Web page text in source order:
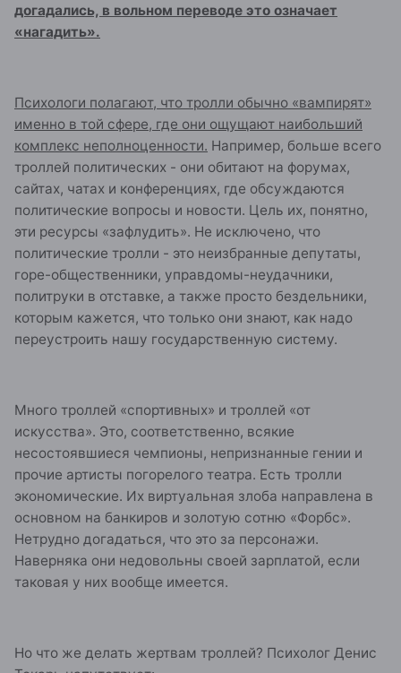
догадались, в вольном переводе это означает
«нагадить».
Психологи полагают, что тролли обычно «вампирят»
именно в той сфере, где они ощущают наибольший
комплекс неполноценности. Например, больше всего
троллей политических - они обитают на форумах,
сайтах, чатах и конференциях, где обсуждаются
политические вопросы и новости. Цель их, понятно,
эти ресурсы «зафлудить». Не исключено, что
политические тролли - это неизбранные депутаты,
горе-общественники, управдомы-неудачники,
политруки в отставке, а также просто бездельники,
которым кажется, что только они знают, как надо
переустроить нашу государственную систему.
Много троллей «спортивных» и троллей «от
искусства». Это, соответственно, всякие
несостоявшиеся чемпионы, непризнанные гении и
прочие артисты погорелого театра. Есть тролли
экономические. Их виртуальная злоба направлена в
основном на банкиров и золотую сотню «Форбс».
Нетрудно догадаться, что это за персонажи.
Наверняка они недовольны своей зарплатой, если
таковая у них вообще имеется.
Но что же делать жертвам троллей? Психолог Денис